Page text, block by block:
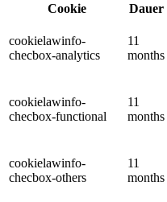
Cookie
Dauer
cookielawinfo-
checbox-analytics
11
months
cookielawinfo-
checbox-functional
11
months
cookielawinfo-
checbox-others
11
months